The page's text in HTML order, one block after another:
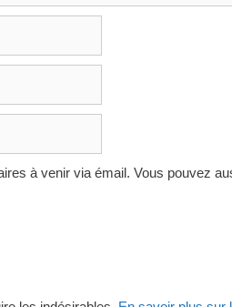
à venir via émail. Vous pouvez